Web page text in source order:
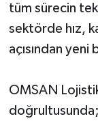
tüm sürecin
sektörde hız,
açısından
OMSAN